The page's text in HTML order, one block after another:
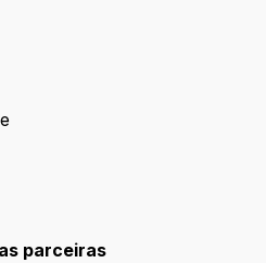
parceiras